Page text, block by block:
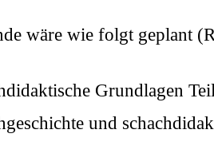
wäre wie folgt geplant
Grundlagen
und